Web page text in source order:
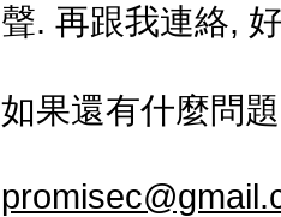
聲. 再跟我連絡,
如果還有什麼問